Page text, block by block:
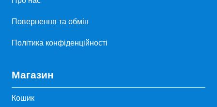
Повернення та обмін
Політика конфіденційності
Магазин
Кошик